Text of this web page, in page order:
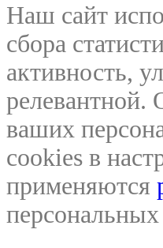
Наш сайт
сбора
активность,
релевантной.
ваших
cookies в
применяются